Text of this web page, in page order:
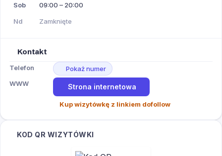
Sob 09:00 – 20:00
Nd Zamknięte
Kontakt
Telefon
Pokaż numer
WWW
Strona internetowa
Kup wizytówkę z linkiem dofollow
KOD QR WIZYTÓWKI